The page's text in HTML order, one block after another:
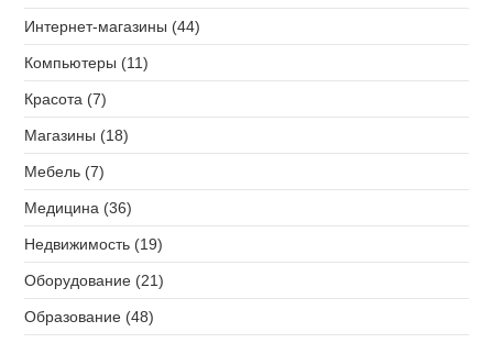
Интернет-магазины (44)
Компьютеры (11)
Красота (7)
Магазины (18)
Мебель (7)
Медицина (36)
Недвижимость (19)
Оборудование (21)
Образование (48)